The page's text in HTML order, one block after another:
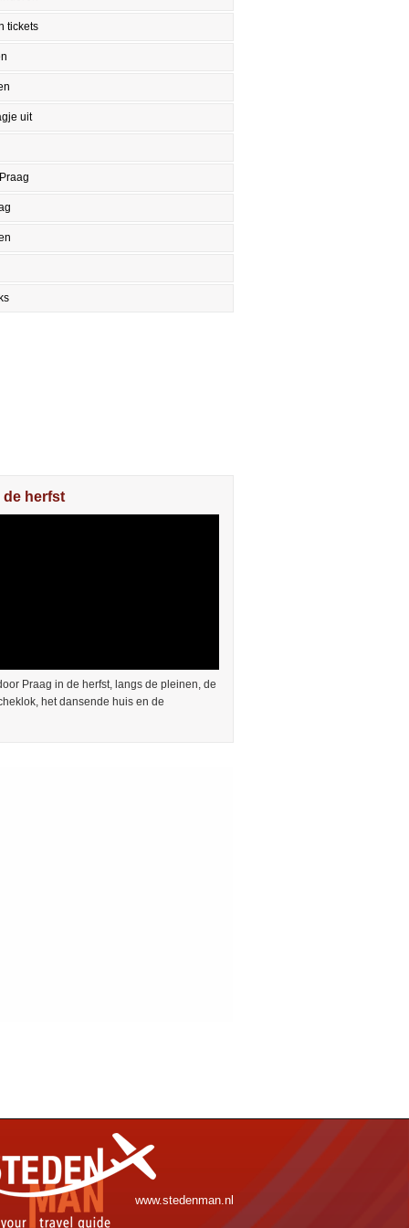
tickets
uit
de herfst
Praag in de herfst, langs de pleinen, de
het dansende huis en de
www.stedenman.nl